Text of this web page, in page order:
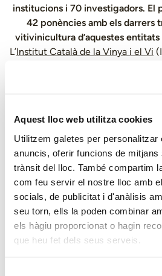
Aquest lloc web utilitza cookies
Utilitzem galetes per personalitzar
anuncis, oferir funcions de
trànsit del lloc. També compartim
com feu servir el nostre lloc amb
socials, de publicitat i d'anàlisis
seu torn, ells la poden combinar
els hàgiu proporcionat o hagin
que heu fet dels seus serveis.
institucions i 70 investigadors. El
42 ponències amb els darrers
vitivinicultura d’aquestes
L’Institut Català de la Vinya i el Vi
Elorduy, conjuntament amb el
Treball d’Experimentació en
d’Agricultura, Pesca i Alimentació
de la 37a reunió del GTEVE, que
a Vilafranca del Penedès,
El programa de les jornades de
Vinseum, el Museu de les
està format per 42 ponències i 7
d’estudis corren a càrrec de
En concret, el dimarts 6 de maig hi